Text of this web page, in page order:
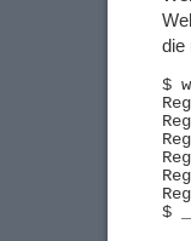
die
$